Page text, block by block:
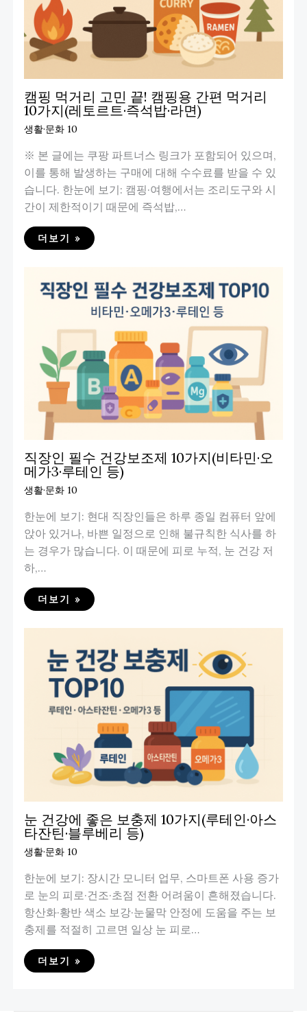
캠핑 먹거리 고민 끝! 캠핑용 간편 먹거리
10가지(레토르트·즉석밥·라면)
생활·문화 10
※ 본 글에는 쿠팡 파트너스 링크가 포함되어 있으며,
이를 통해 발생하는 구매에 대해 수수료를 받을 수 있
습니다. 한눈에 보기: 캠핑·여행에서는 조리도구와 시
간이 제한적이기 때문에 즉석밥,…
더보기 »
직장인 필수 건강보조제 10가지(비타민·오
메가3·루테인 등)
생활·문화 10
한눈에 보기: 현대 직장인들은 하루 종일 컴퓨터 앞에
앉아 있거나, 바쁜 일정으로 인해 불규칙한 식사를 하
는 경우가 많습니다. 이 때문에 피로 누적, 눈 건강 저
하,…
더보기 »
눈 건강에 좋은 보충제 10가지(루테인·아스
타잔틴·블루베리 등)
생활·문화 10
한눈에 보기: 장시간 모니터 업무, 스마트폰 사용 증가
로 눈의 피로·건조·초점 전환 어려움이 흔해졌습니다.
항산화·황반 색소 보강·눈물막 안정에 도움을 주는 보
충제를 적절히 고르면 일상 눈 피로…
더보기 »